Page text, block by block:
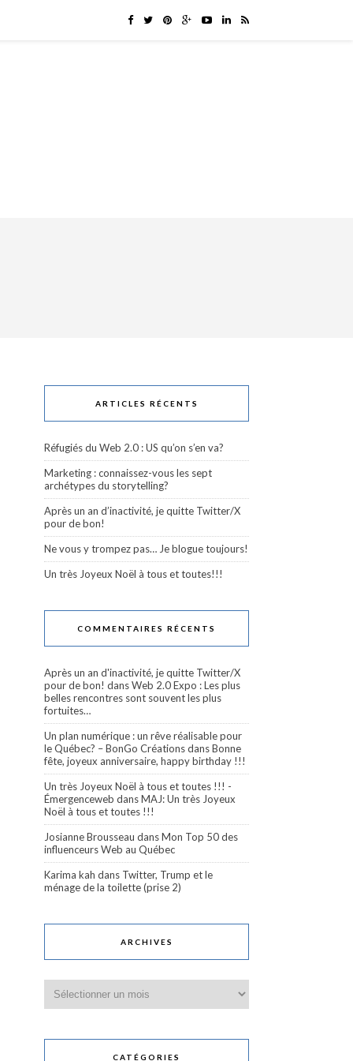
ARTICLES RÉCENTS
Réfugiés du Web 2.0 : US qu’on s’en va?
Marketing : connaissez-vous les sept
archétypes du storytelling?
Après un an d’inactivité, je quitte Twitter/X
pour de bon!
Ne vous y trompez pas… Je blogue toujours!
Un très Joyeux Noël à tous et toutes!!!
COMMENTAIRES RÉCENTS
Après un an d'inactivité, je quitte Twitter/X
pour de bon! dansWeb 2.0 Expo : Les plus
belles rencontres sont souvent les plus
fortuites…
Un plan numérique : un rêve réalisable pour
le Québec? – BonGo CréationsdansBonne
fête, joyeux anniversaire, happy birthday !!!
Un très Joyeux Noël à tous et toutes !!! -
Émergenceweb dansMAJ: Un très Joyeux
Noël à tous et toutes !!!
Josianne Brousseau dansMon Top 50 des
influenceurs Web au Québec
Karima kah dans Twitter, Trump et le
ménage de la toilette (prise 2)
ARCHIVES
CATÉGORIES